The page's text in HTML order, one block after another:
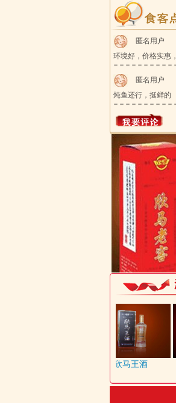
匿名用户
环境好，价格实惠，
匿名用户
炖鱼还行，挺鲜的
欣马王酒